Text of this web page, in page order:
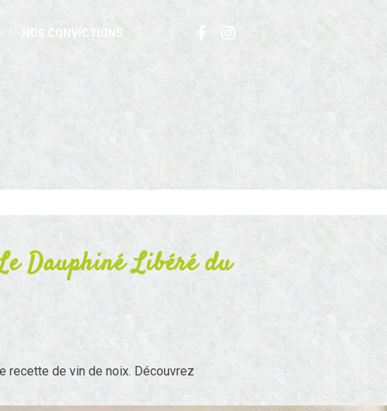
NOS CONVICTIONS
Dauphiné Libéré du
recette de vin de noix. Découvrez